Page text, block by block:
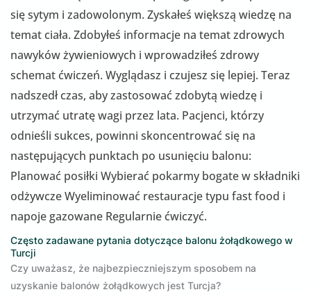
się sytym i zadowolonym. Zyskałeś większą wiedzę na
temat ciała. Zdobyłeś informacje na temat zdrowych
nawyków żywieniowych i wprowadziłeś zdrowy
schemat ćwiczeń. Wyglądasz i czujesz się lepiej. Teraz
nadszedł czas, aby zastosować zdobytą wiedzę i
utrzymać utratę wagi przez lata. Pacjenci, którzy
odnieśli sukces, powinni skoncentrować się na
następujących punktach po usunięciu balonu:
Planować posiłki Wybierać pokarmy bogate w składniki
odżywcze Wyeliminować restauracje typu fast food i
napoje gazowane Regularnie ćwiczyć.
Często zadawane pytania dotyczące balonu żołądkowego w
Turcji
Czy uważasz, że najbezpieczniejszym sposobem na
uzyskanie balonów żołądkowych jest Turcja?